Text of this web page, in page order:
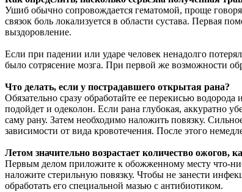
Ушиб обычно сопровождается гематомой, проще
связок боль локализуется в области сустава. Первая
выздоровление.
Если при падении или ударе человек ненадолго
было сотрясение мозга. При первой же возможности
Что делать, если у пострадавшего открытая рана?
Обязательно сразу обработайте ее перекисью
подойдет и одеколон. Если рана глубокая, аккуратно
саму рану. Затем необходимо наложить повязку.
зависимости от вида кровотечения. После этого
Летом значительно возрастает количество ожогов,
Первым делом приложите к обожженному месту что-
наложите стерильную повязку. Чтобы не занести
обработать его специальной мазью с антибиотиком.